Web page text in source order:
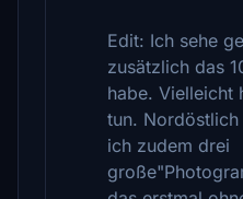
Edit: Ich sehe
zusätzlich das
habe. Vielleicht
tun. Nordöstlich
ich zudem drei